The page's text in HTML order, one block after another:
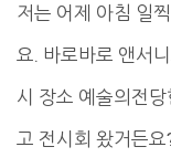
저는 어제 아침 일
요. 바로바로 앤서
시 장소 예술의전
고 전시회 왔거든